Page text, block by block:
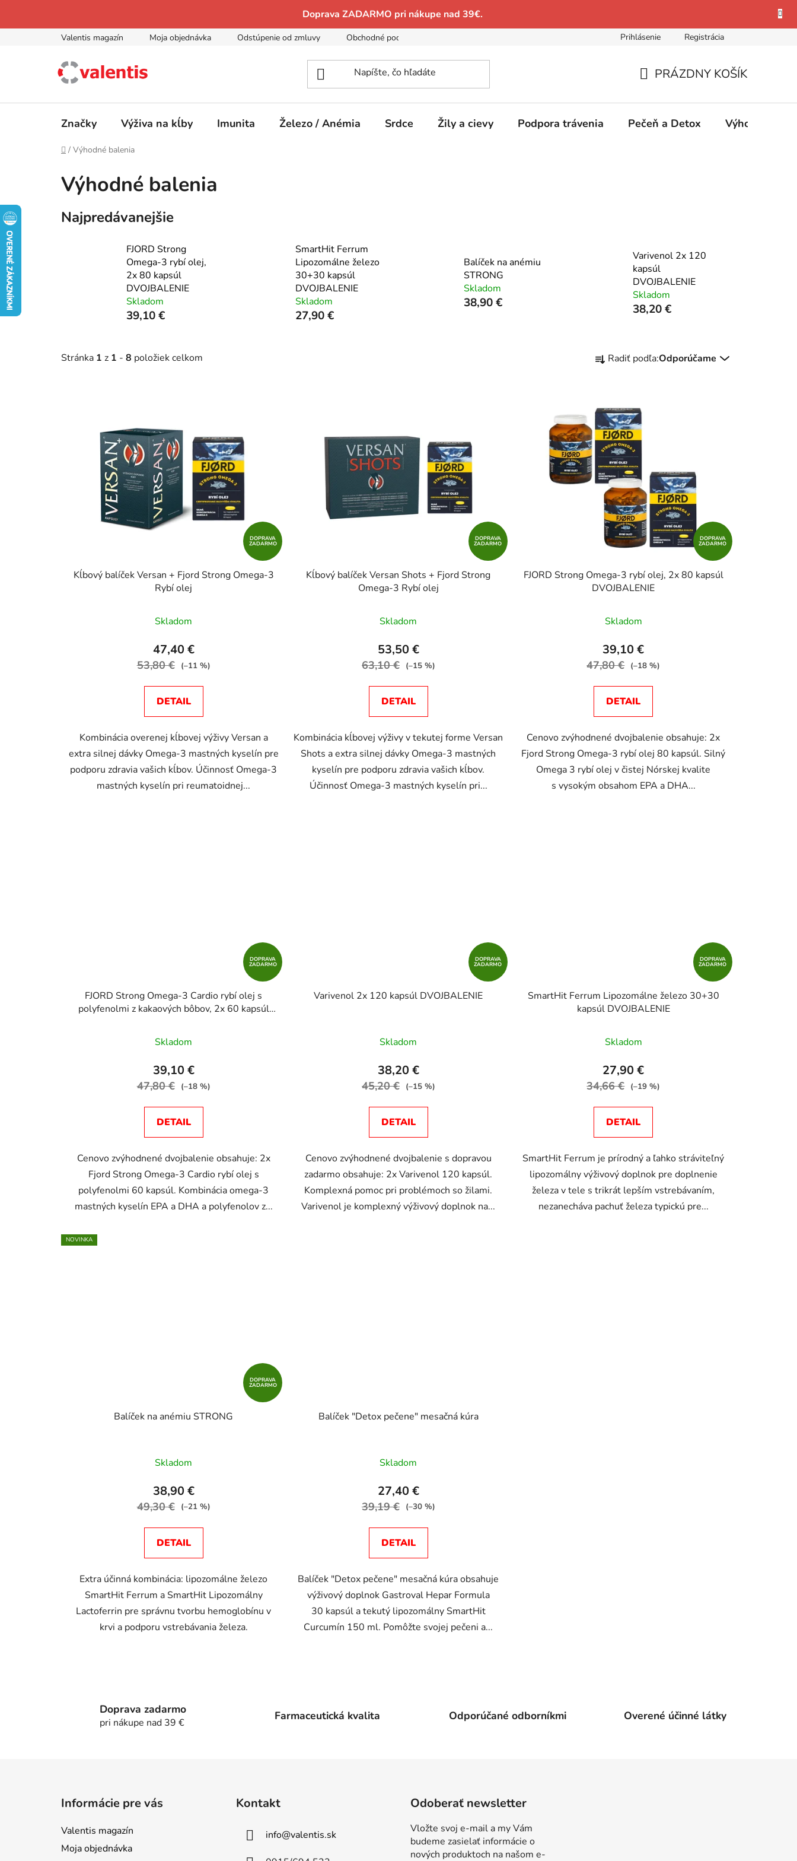
obsah
Doprava ZADARMO pri nákupe nad 39€.
Valentis magazín Moja objednávka Odstúpenie od zmluvy Obchodné podmienky Prihlásenie Registrácia
KOŠÍK
PRÁZDNY KOŠÍK
Značky Výživa na kĺby Imunita Železo / Anémia Srdce Žily a cievy Podpora trávenia Pečeň a Detox Výhodné
Domov
/ Výhodné balenia
Výhodné balenia
Najpredávanejšie
FJORD Strong
Omega-3 rybí olej,
2x 80 kapsúl
DVOJBALENIE
Skladom
39,10 €
SmartHit Ferrum
Lipozomálne železo
30+30 kapsúl
DVOJBALENIE
Skladom
27,90 €
Balíček na anémiu
STRONG
Skladom
38,90 €
Varivenol 2x 120
kapsúl
DVOJBALENIE
Skladom
38,20 €
Stránka 1 z 1 - 8 položiek celkom
a
n
i
e
p
r
o
v
Radiť podľa:Odporúčame
DOPRAVA
ZADARMO
Kĺbový balíček Versan + Fjord Strong Omega-3
Rybí olej
hodnotenie
produktu
je
5
Skladom
47,40 €
53,80 € (–11 %)
DETAIL
Kombinácia overenej kĺbovej výživy Versan a
extra silnej dávky Omega-3 mastných kyselín pre
podporu zdravia vašich kĺbov. Účinnosť Omega-3
mastných kyselín pri reumatoidnej...
DOPRAVA
ZADARMO
Kĺbový balíček Versan Shots + Fjord Strong
Omega-3 Rybí olej
hodnotenie
produktu
je
5
Skladom
53,50 €
63,10 € (–15 %)
DETAIL
Kombinácia kĺbovej výživy v tekutej forme Versan
Shots a extra silnej dávky Omega-3 mastných
kyselín pre podporu zdravia vašich kĺbov.
Účinnosť Omega-3 mastných kyselín pri...
DOPRAVA
ZADARMO
FJORD Strong Omega-3 rybí olej, 2x 80 kapsúl
DVOJBALENIE
Skladom
39,10 €
47,80 € (–18 %)
DETAIL
Cenovo zvýhodnené dvojbalenie obsahuje: 2x
Fjord Strong Omega-3 rybí olej 80 kapsúl. Silný
Omega 3 rybí olej v čistej Nórskej kvalite
s vysokým obsahom EPA a DHA...
DOPRAVA
ZADARMO
FJORD Strong Omega-3 Cardio rybí olej s
polyfenolmi z kakaových bôbov, 2x 60 kapsúl
Skladom
39,10 €
47,80 € (–18 %)
DETAIL
Cenovo zvýhodnené dvojbalenie obsahuje: 2x
Fjord Strong Omega-3 Cardio rybí olej s
polyfenolmi 60 kapsúl. Kombinácia omega-3
mastných kyselín EPA a DHA a polyfenolov z...
DOPRAVA
ZADARMO
Varivenol 2x 120 kapsúl DVOJBALENIE
Skladom
38,20 €
45,20 € (–15 %)
DETAIL
Cenovo zvýhodnené dvojbalenie s dopravou
zadarmo obsahuje: 2x Varivenol 120 kapsúl.
Komplexná pomoc pri problémoch so žilami.
Varivenol je komplexný výživový doplnok na...
DOPRAVA
ZADARMO
SmartHit Ferrum Lipozomálne železo 30+30
kapsúl DVOJBALENIE
Skladom
27,90 €
34,66 € (–19 %)
DETAIL
SmartHit Ferrum je prírodný a ľahko stráviteľný
lipozomálny výživový doplnok pre doplnenie
železa v tele s trikrát lepším vstrebávaním,
nezanecháva pachuť železa typickú pre...
NOVINKA
DOPRAVA
ZADARMO
Balíček na anémiu STRONG
Skladom
38,90 €
49,30 € (–21 %)
DETAIL
Extra účinná kombinácia: lipozomálne železo
SmartHit Ferrum a SmartHit Lipozomálny
Lactoferrin pre správnu tvorbu hemoglobínu v
krvi a podporu vstrebávania železa.
Balíček "Detox pečene" mesačná kúra
Skladom
27,40 €
39,19 € (–30 %)
DETAIL
Balíček "Detox pečene" mesačná kúra obsahuje
výživový doplnok Gastroval Hepar Formula
30 kapsúl a tekutý lipozomálny SmartHit
Curcumín 150 ml. Pomôžte svojej pečeni a...
Doprava zadarmo
pri nákupe nad 39 € Farmaceutická kvalita Odporúčané odborníkmi Overené účinné látky
Informácie pre vás
Valentis magazín
Moja objednávka
Kontakt
info@valentis.sk
Odoberať newsletter
Vložte svoj e-mail a my Vám
budeme zasielať informácie o
nových produktoch na našom e-